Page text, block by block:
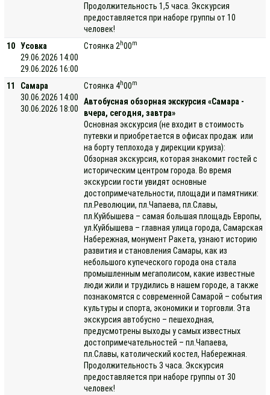
Продолжительность 1,5 часа. Экскурсия
предоставляется при наборе группы от 10
человек!
10 Усовка
29.06.2026 14:00
29.06.2026 16:00
Стоянка 2 h00m
11
Самара
30.06.2026 14:00
30.06.2026 18:00
Стоянка 4h00m
Автобусная обзорная экскурсия «Самара -
вчера, сегодня, завтра»
Основная экскурсия (не входит в стоимость
путевки и приобретается в офисах продаж или
на борту теплохода у дирекции круиза):
Обзорная экскурсия, которая знакомит гостей с
историческим центром города. Во время
экскурсии гости увидят основные
достопримечательности, площади и памятники:
пл.Революции, пл.Чапаева, пл.Славы,
пл.Куйбышева – самая большая площадь Европы,
ул.Куйбышева – главная улица города, Самарская
Набережная, монумент Ракета, узнают историю
развития и становления Самары, как из
небольшого купеческого города она стала
промышленным мегаполисом, какие известные
люди жили и трудились в нашем городе, а также
познакомятся с современной Самарой – события
культуры и спорта, экономики и торговли. Эта
экскурсия автобусно – пешеходная,
предусмотрены выходы у самых известных
достопримечательностей – пл.Чапаева,
пл.Славы, католический костел, Набережная.
Продолжительность 3 часа. Экскурсия
предоставляется при наборе группы от 30
человек!